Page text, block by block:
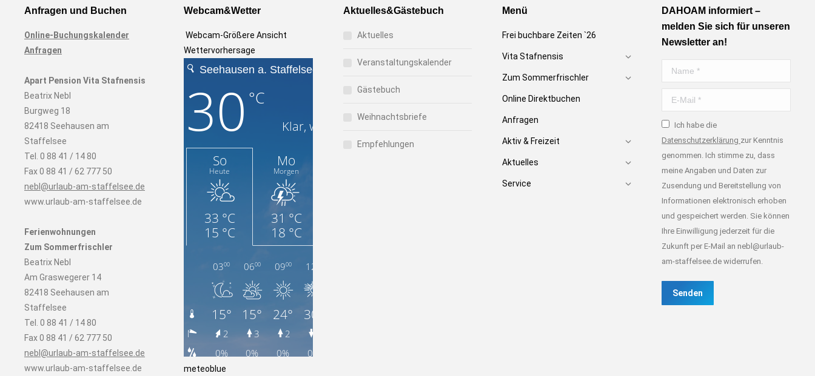
Anfragen und Buchen
Online-Buchungskalender
Anfragen
Apart Pension Vita Stafnensis
Beatrix Nebl
Burgweg 18
82418 Seehausen am
Staffelsee
Tel. 0 88 41 / 14 80
Fax 0 88 41 / 62 777 50
nebl@urlaub-am-staffelsee.de
www.urlaub-am-staffelsee.de
Ferienwohnungen
Zum Sommerfrischler
Beatrix Nebl
Am Graswegerer 14
82418 Seehausen am
Staffelsee
Tel. 0 88 41 / 14 80
Fax 0 88 41 / 62 777 50
nebl@urlaub-am-staffelsee.de
www.urlaub-am-staffelsee.de
Webcam&Wetter
Webcam-Größere Ansicht
Wettervorhersage
meteoblue
Aktuelles&Gästebuch
Aktuelles
Veranstaltungskalender
Gästebuch
Weihnachtsbriefe
Empfehlungen
Menü
Frei buchbare Zeiten `26
Vita Stafnensis
Zum Sommerfrischler
Online Direktbuchen
Anfragen
Aktiv & Freizeit
Aktuelles
Service
DAHOAM informiert –
melden Sie sich für unseren
Newsletter an!
Name *
E-Mail *
Ich habe die
Datenschutzerklärung zur Kenntnis
genommen. Ich stimme zu, dass
meine Angaben und Daten zur
Zusendung und Bereitstellung von
Informationen elektronisch erhoben
und gespeichert werden. Sie können
Ihre Einwilligung jederzeit für die
Zukunft per E-Mail an nebl@urlaub-
am-staffelsee.de widerrufen.
Senden